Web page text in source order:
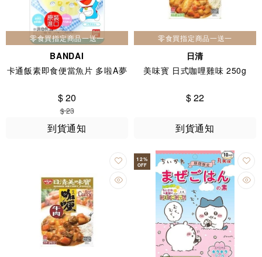
零食買指定商品一送一
BANDAI
卡通飯素即食便當魚片 多啦A夢
$ 20
$ 23
到貨通知
零食買指定商品一送一
日清
美味寳 日式咖哩雞味 250g
$ 22
到貨通知
12%
OFF